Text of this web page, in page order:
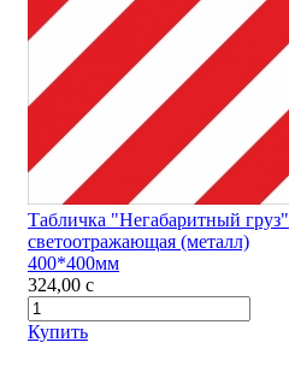
Табличка "Негабаритный груз"
светоотражающая (металл)
400*400мм
324,00 c
Купить